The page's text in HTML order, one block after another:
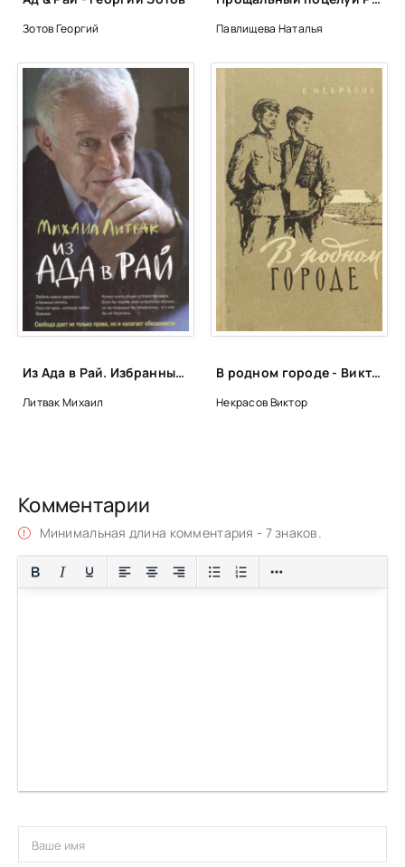
Зотов Георгий Павлищева Наталья
Из Ада в Рай. Избранные лекции по психиатрии - Михаил Литвак
Литвак Михаил
В родном городе - Виктор Некрасов
Некрасов Виктор
Комментарии
Минимальная длина комментария - 7 знаков.